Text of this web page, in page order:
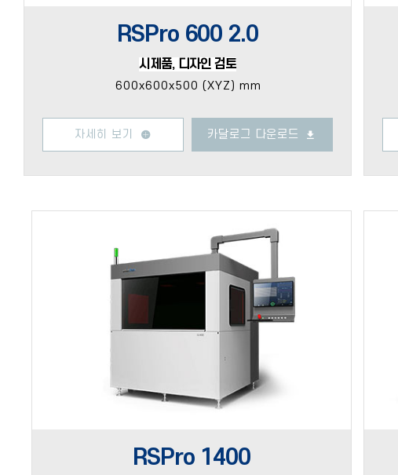
RSPro 600 2.0
시제품, 디자인 검토
600x600x500 (XYZ) mm
자세히 보기 카달로그 다운로드
RSPro 1400